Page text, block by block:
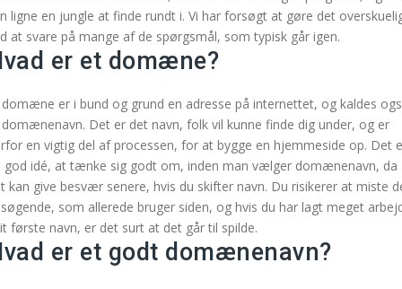
ligne en jungle at finde rundt i. Vi har forsøgt at gøre det
at svare på mange af de spørgsmål, som typisk går igen.
er et domæne?
er i bund og grund en adresse på internettet, og kaldes
Det er det navn, folk vil kunne finde dig under, og er
en vigtig del af processen, for at bygge en hjemmeside op. Det
god idé, at tænke sig godt om, inden man vælger domænenavn, da
kan give besvær senere, hvis du skifter navn. Du risikerer at miste
som allerede bruger siden, og hvis du har lagt meget
første navn, er det surt at det går til spilde.
er et godt domænenavn?